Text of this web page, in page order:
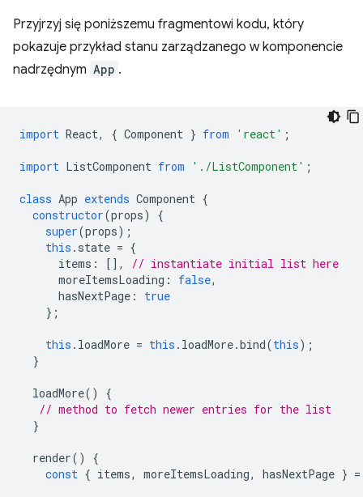
Przyjrzyj się poniższemu fragmentowi kodu, który
pokazuje przykład stanu zarządzanego w komponencie
nadrzędnym App .
import React, { Component } from 'react' ;
import ListComponent from './ListComponent' ;
class App extends Component {
constructor(props)
{
super(props);
this . state = {
items : [],
// instantiate initial list here
moreItemsLoading : false,
hasNextPage :
true
};
this . loadMore = this . loadMore.bind(this);
}
loadMore()
{
// method to fetch newer entries for the list
}
render()
{
const { items, moreItemsLoading, hasNextPage } =